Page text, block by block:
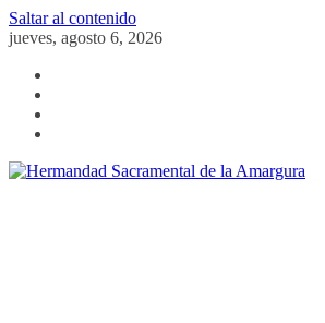
Saltar al contenido
jueves, agosto 6, 2026